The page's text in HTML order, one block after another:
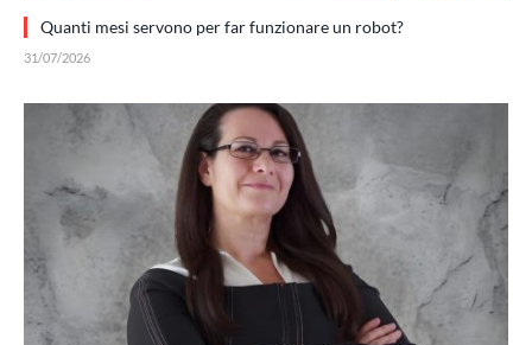
Quanti mesi servono per far funzionare un robot?
31/07/2026